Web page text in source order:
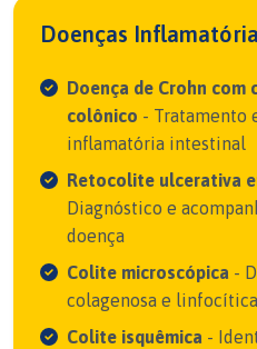
Doenças
Doença de Crohn
colônico - Tratamento
inflamatória intestinal
Retocolite ulcerativa
Diagnóstico e
doença
Colite microscópica -
colagenosa e linfocítica
Colite isquêmica -